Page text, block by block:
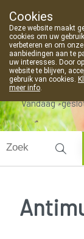
Vandaag
Cookies
Deze website maakt
cookies om uw
verbeteren en om
aanbiedingen aan te
uw interesses. Door
website te blijven,
gebruik van cookies.
meer info.